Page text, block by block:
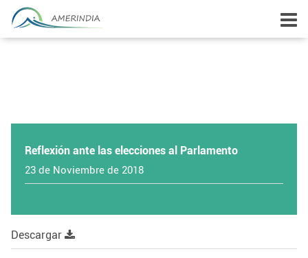
Reflexión ante las elecciones al Parlamento
23 de Noviembre de 2018
Descargar